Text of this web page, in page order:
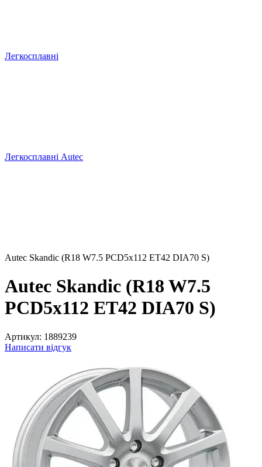
Легкосплавні
Легкосплавні Autec
Autec Skandic (R18 W7.5 PCD5x112 ET42 DIA70 S)
Autec Skandic (R18 W7.5
PCD5x112 ET42 DIA70 S)
Артикул: 1889239
Написати відгук